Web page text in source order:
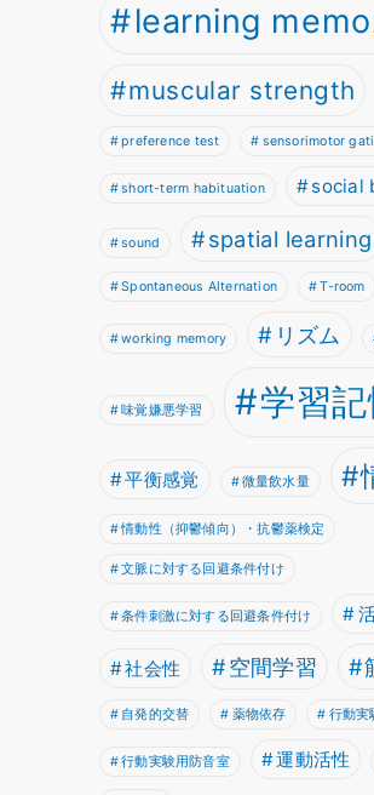
learning
muscular strength
preference test sensorimotor
short-term habituation social
sound spatial learning
Spontaneous Alternation T-room
working memory リズム
味覚嫌悪学習 学習
平衡感覚 微量飲水量
情動性（抑鬱傾向）・抗鬱薬検定
文脈に対する回避条件付け
条件刺激に対する回避条件付け
社会性 空間学習
自発的交替 薬物依存 行動実
行動実験用防音室 運動活性